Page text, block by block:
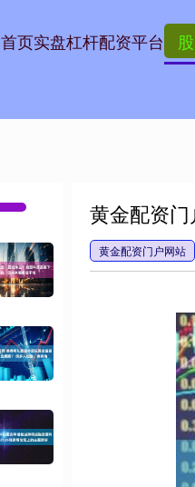
首页实盘杠杆配资平台
黄金配资
黄金配资门户网站